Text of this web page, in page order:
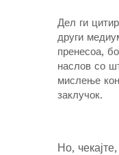
Дел ги
други
пренесоа,
наслов со
мислење
заклучок.
Но,